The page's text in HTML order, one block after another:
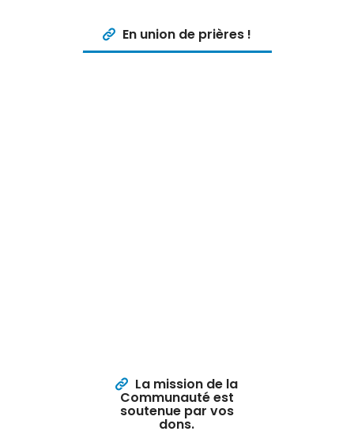
En union de prières !
La mission de la
Communauté est
soutenue par vos
dons.